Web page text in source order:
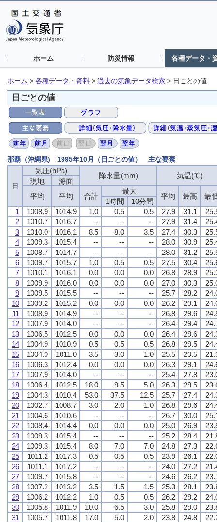
ホーム 防災情報 各種データ・
ホーム > 各種データ・資料 > 過去の気象データ検索 > 日ごとの値
日ごとの値
那覇（沖縄県) 1995年10月（日ごとの値） 主な要素
日
気圧(hPa)
降水量(mm) 気温(℃)
現地
海面
平均
平均 合計
最大
平均 最高 最
1時間
10分間
1
1008.9 1014.9 1.0 0.5 0.5 27.9 31.1
2
1010.7 1016.7 -- -- -- 27.9 31.4
3
1010.0 1016.1 8.5 8.0 3.5 27.4 30.3
4
1009.3 1015.4 -- -- -- 28.0 30.9
5
1008.7 1014.7 -- -- -- 28.0 31.2
6
1009.7 1015.7 1.0 0.5 0.5 27.5 30.4
7
1010.1 1016.1 0.0 0.0 0.0 26.8 28.9
8
1009.9 1016.0 0.0 0.0 0.0 27.0 30.3
9
1009.5 1015.5 -- -- -- 25.7 28.2
10
1009.2 1015.2 0.0 0.0 0.0 26.2 29.1
11
1008.9 1014.9 -- -- -- 26.8 29.6
12
1007.9 1014.0 -- -- -- 26.4 29.4
13
1006.5 1012.5 0.0 0.0 0.0 26.4 29.6
14
1004.9 1010.9 0.5 0.5 0.5 26.8 29.5
15
1004.9 1011.0 3.5 3.0 1.0 25.5 29.5
16
1006.3 1012.4 0.0 0.0 0.0 26.3 29.1
17
1007.9 1014.0 -- -- -- 25.4 27.8
18
1006.4 1012.5 18.0 9.5 5.0 26.3 29.5
19
1004.3 1010.4 53.0 37.5 12.5 25.7 27.4
20
1002.7 1008.7 3.0 2.0 1.0 26.8 29.6
21
1004.6 1010.6 -- -- -- 26.7 30.0
22
1008.4 1014.4 0.0 0.0 0.0 25.0 26.9
23
1009.3 1015.4 -- -- -- 25.2 28.4
24
1009.3 1015.4 8.0 7.0 7.0 24.8 27.3
25
1011.2 1017.3 0.5 0.5 0.5 23.9 26.1
26
1011.1 1017.2 -- -- -- 24.0 27.2
27
1009.7 1015.8 -- -- -- 24.6 26.2
28
1007.2 1013.2 3.5 1.5 1.5 25.3 28.1
29
1006.2 1012.2 1.0 0.5 0.5 26.2 29.2
30
1005.8 1011.9 10.0 6.5 3.0 25.8 29.0
31
1005.7 1011.8 17.0 5.0 2.0 23.8 24.8